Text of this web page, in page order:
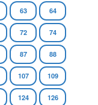
63 64
72 74
87 88
107 109
124 126